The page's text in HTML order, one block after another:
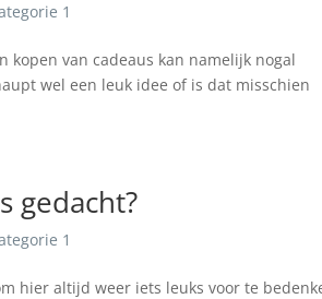
1
kopen van cadeaus kan namelijk nogal
wel een leuk idee of is dat misschien
gedacht?
1
hier altijd weer iets leuks voor te